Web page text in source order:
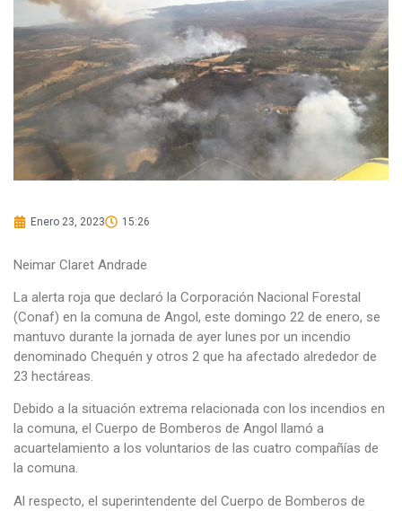
Enero 23, 2023 15:26
Neimar Claret Andrade
La alerta roja que declaró la Corporación Nacional Forestal
(Conaf) en la comuna de Angol, este domingo 22 de enero, se
mantuvo durante la jornada de ayer lunes por un incendio
denominado Chequén y otros 2 que ha afectado alrededor de
23 hectáreas.
Debido a la situación extrema relacionada con los incendios en
la comuna, el Cuerpo de Bomberos de Angol llamó a
acuartelamiento a los voluntarios de las cuatro compañías de
la comuna.
Al respecto, el superintendente del Cuerpo de Bomberos de